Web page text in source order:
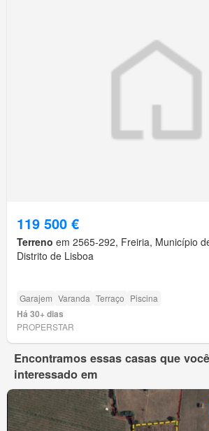
119 500 €
Terreno em 2565-292, Freiria, Município
Distrito de Lisboa
Garajem Varanda Terraço Piscina
Há 30+ dias
PROPERSTAR
Encontramos essas casas que
interessado em